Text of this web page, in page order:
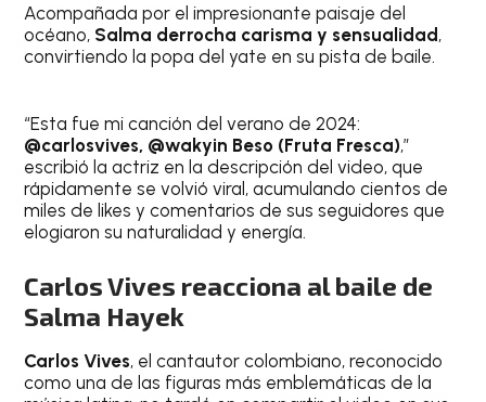
Acompañada por el impresionante paisaje del
océano, Salma derrocha carisma y sensualidad,
convirtiendo la popa del yate en su pista de baile.
“Esta fue mi canción del verano de 2024:
@carlosvives, @wakyin Beso (Fruta Fresca),”
escribió la actriz en la descripción del video, que
rápidamente se volvió viral, acumulando cientos de
miles de likes y comentarios de sus seguidores que
elogiaron su naturalidad y energía.
Carlos Vives reacciona al baile de
Salma Hayek
Carlos Vives, el cantautor colombiano, reconocido
como una de las figuras más emblemáticas de la